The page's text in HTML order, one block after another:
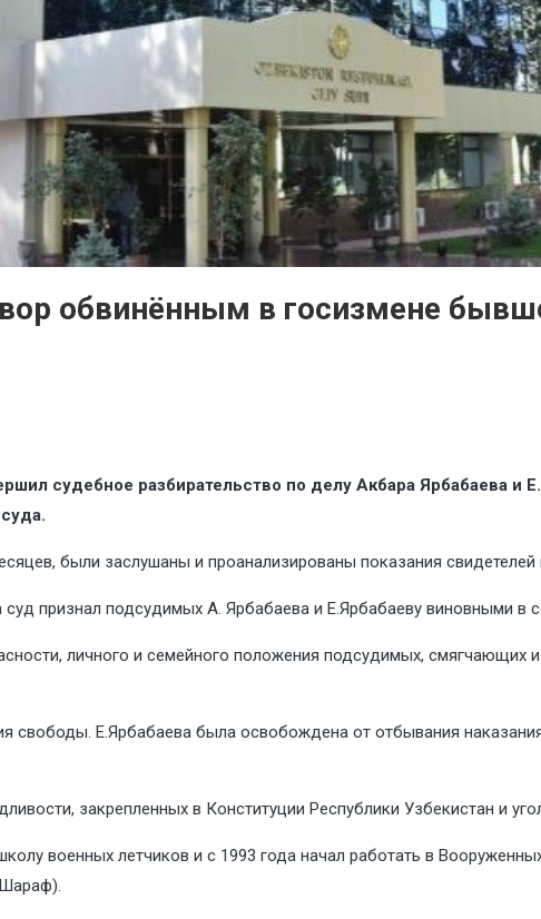
обвинённым в госизмене
судебное разбирательство по делу Акбара Ярбабаева и
были заслушаны и проанализированы показания
признал подсудимых А. Ярбабаева и Е.Ярбабаеву виновными в
личного и семейного положения подсудимых, смягчающих
свободы. Е.Ярбабаева была освобождена от отбывания
закрепленных в Конституции Республики Узбекистан и
военных летчиков и с 1993 года начал работать в